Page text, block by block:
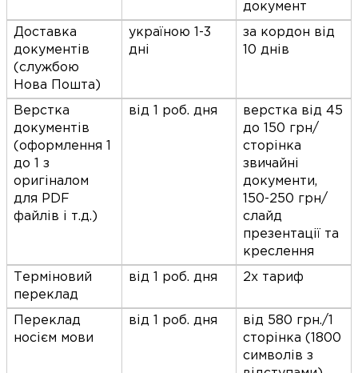
документ
Доставка
документів
(службою
Нова Пошта)
україною 1-3
дні
за кордон від
10 днів
Верстка
документів
(оформлення 1
до 1 з
оригіналом
для PDF
файлів і т.д.)
від 1 роб. дня
верстка від 45
до 150 грн/
сторінка
звичайні
документи,
150-250 грн/
слайд
презентації та
креслення
Терміновий
переклад
від 1 роб. дня 2х тариф
Переклад
носієм мови
від 1 роб. дня
від 580 грн./1
сторінка (1800
символів з